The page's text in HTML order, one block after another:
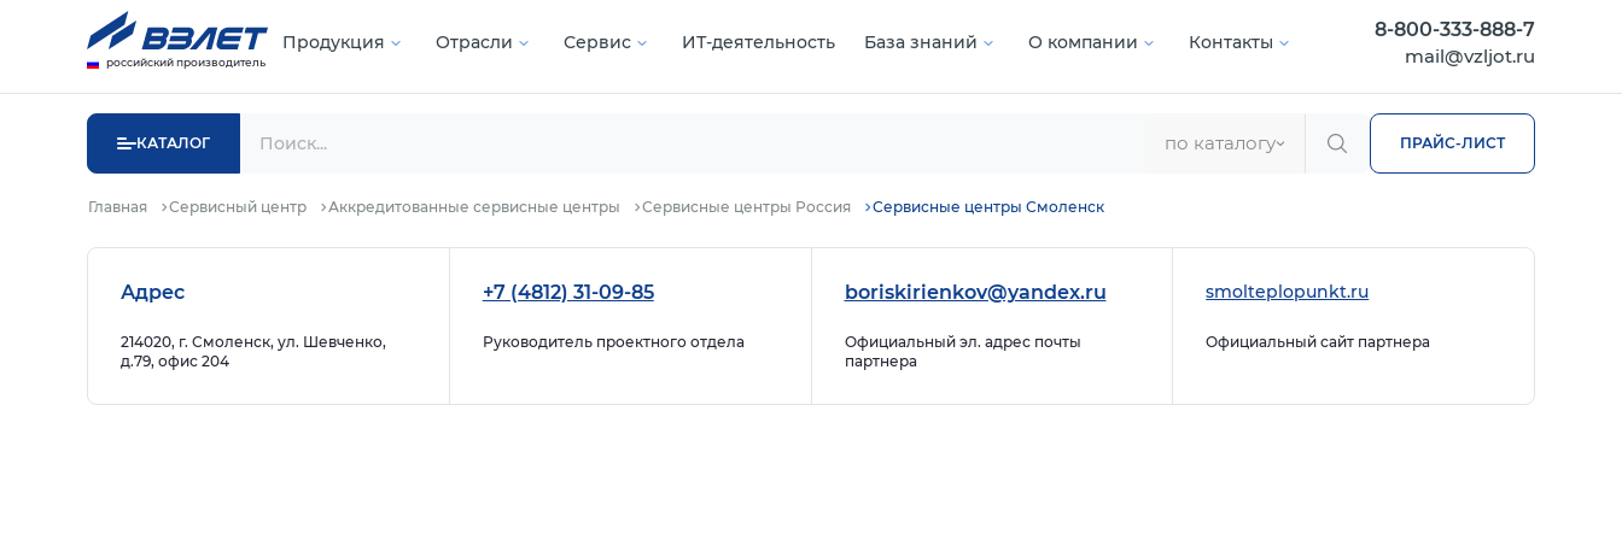
российский производитель
Продукция Отрасли Сервис ИТ-деятельность База знаний О компании Контакты
8-800-333-888-7
mail@vzljot.ru
КАТАЛОГ по каталогу ПРАЙС-ЛИСТ
Главная Сервисный центр Аккредитованные сервисные центры Сервисные центры Россия Сервисные центры Смоленск
Адрес
214020, г. Смоленск, ул. Шевченко,
д.79, офис 204
+7 (4812) 31-09-85
Руководитель проектного отдела
boriskirienkov@yandex.ru
Официальный эл. адрес почты
партнера
smolteplopunkt.ru
Официальный сайт партнера